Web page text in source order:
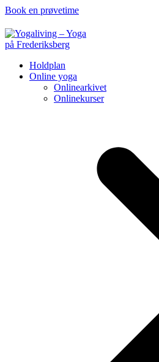
Book en prøvetime
Holdplan
Online yoga
Onlinearkivet
Onlinekurser